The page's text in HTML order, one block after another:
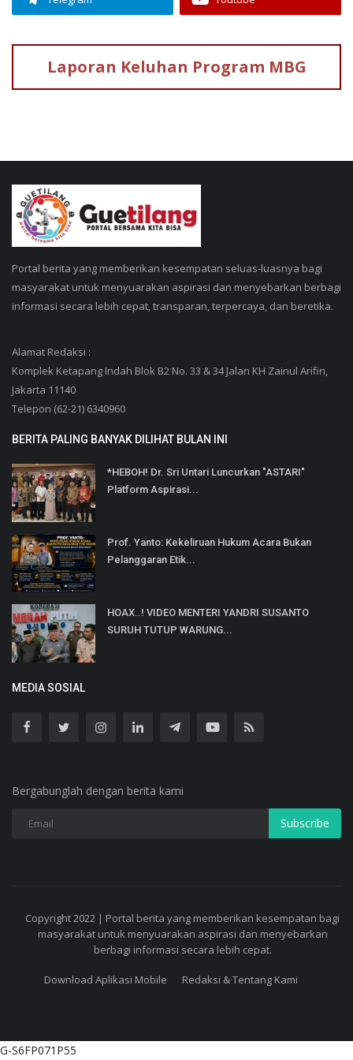
Laporan Keluhan Program MBG
Portal berita yang memberikan kesempatan seluas-luasnya bagi
masyarakat untuk menyuarakan aspirasi dan menyebarkan berbagi
informasi secara lebih cepat, transparan, terpercaya, dan beretika.
Alamat Redaksi :
Komplek Ketapang Indah Blok B2 No. 33 & 34 Jalan KH Zainul Arifin,
Jakarta 11140
Telepon (62-21) 6340960
BERITA PALING BANYAK DILIHAT BULAN INI
*HEBOH! Dr. Sri Untari Luncurkan "ASTARI"
Platform Aspirasi...
Prof. Yanto: Kekeliruan Hukum Acara Bukan
Pelanggaran Etik...
HOAX..! VIDEO MENTERI YANDRI SUSANTO
SURUH TUTUP WARUNG...
MEDIA SOSIAL
Bergabunglah dengan berita kami
Subscribe
Copyright 2022 | Portal berita yang memberikan kesempatan bagi
masyarakat untuk menyuarakan aspirasi dan menyebarkan
berbagi informasi secara lebih cepat.
Download Aplikasi Mobile Redaksi & Tentang Kami
G-S6FP071P55